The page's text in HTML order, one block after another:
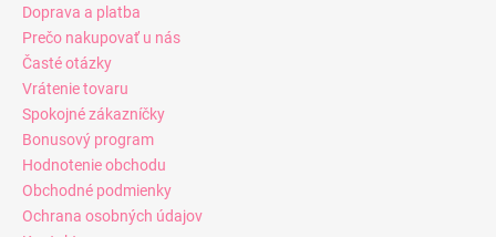
Doprava a platba
Prečo nakupovať u nás
Časté otázky
Vrátenie tovaru
Spokojné zákazníčky
Bonusový program
Hodnotenie obchodu
Obchodné podmienky
Ochrana osobných údajov